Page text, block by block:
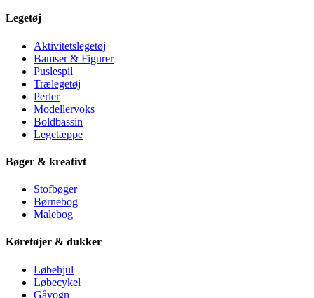
Legetøj
Aktivitetslegetøj
Bamser & Figurer
Puslespil
Trælegetøj
Perler
Modellervoks
Boldbassin
Legetæppe
Bøger & kreativt
Stofbøger
Børnebog
Malebog
Køretøjer & dukker
Løbehjul
Løbecykel
Gåvogn